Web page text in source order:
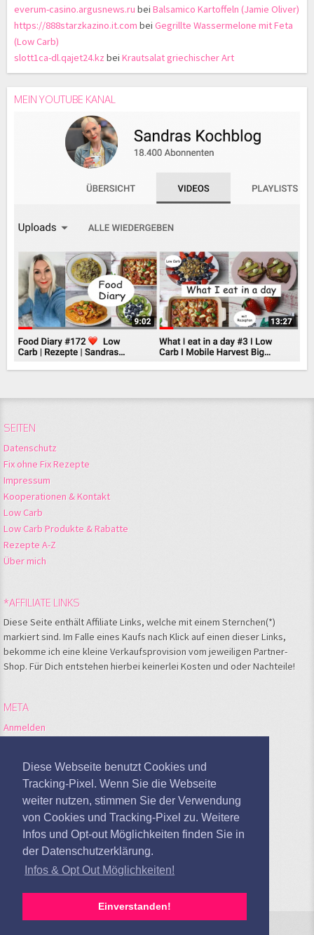
Diese Webseite benutzt Cookies und
Tracking-Pixel. Wenn Sie die Webseite
weiter nutzen, stimmen Sie der Verwendung
von Cookies und Tracking-Pixel zu. Weitere
Infos und Opt-out Möglichkeiten finden Sie in
der Datenschutzerklärung.
Infos & Opt Out Möglichkeiten!
Einverstanden!
everum-casino.argusnews.ru bei Balsamico Kartoffeln (Jamie Oliver)
https://888starzkazino.it.com bei Gegrillte Wassermelone mit Feta
(Low Carb)
slott1ca-dl.qajet24.kz bei Krautsalat griechischer Art
MEIN YOUTUBE KANAL
SEITEN
Datenschutz
Fix ohne Fix Rezepte
Impressum
Kooperationen & Kontakt
Low Carb
Low Carb Produkte & Rabatte
Rezepte A-Z
Über mich
*AFFILIATE LINKS
Diese Seite enthält Affiliate Links, welche mit einem Sternchen(*)
markiert sind. Im Falle eines Kaufs nach Klick auf einen dieser Links,
bekomme ich eine kleine Verkaufsprovision vom jeweiligen Partner-
Shop. Für Dich entstehen hierbei keinerlei Kosten und oder Nachteile!
META
Anmelden
Kommentare-Feed
Google Analytics deaktivieren